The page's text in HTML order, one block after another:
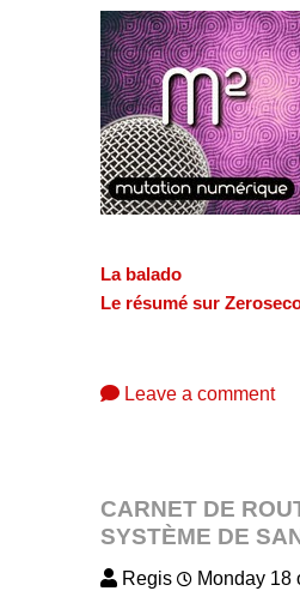
La balado
Le résumé sur
Leave a comment
CARNET DE
SYSTÈME DE
Regis Monday 18